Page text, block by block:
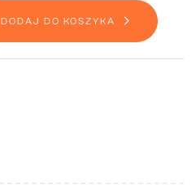
DODAJ DO KOSZYKA